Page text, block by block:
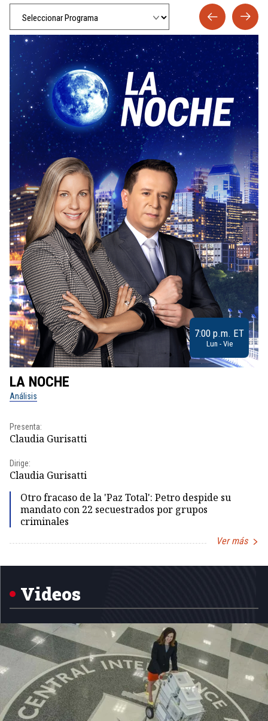
7:00 p.m. ET
Lun - Vie
LA NOCHE
Análisis
Presenta:
Claudia Gurisatti
Dirige:
Claudia Gurisatti
Otro fracaso de la 'Paz Total': Petro despide su
mandato con 22 secuestrados por grupos
criminales
Ver más
Videos